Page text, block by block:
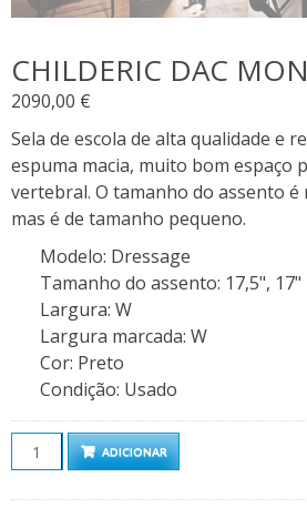
CHILDERIC DAC
2090,00 €
Sela de escola de alta qualidade e
espuma macia, muito bom espaço
vertebral. O tamanho do assento é
mas é de tamanho pequeno.
Modelo: Dressage
Tamanho do assento: 17,5", 17"
Largura: W
Largura marcada: W
Cor: Preto
Condição: Usado
QuantidadeADICIONAR